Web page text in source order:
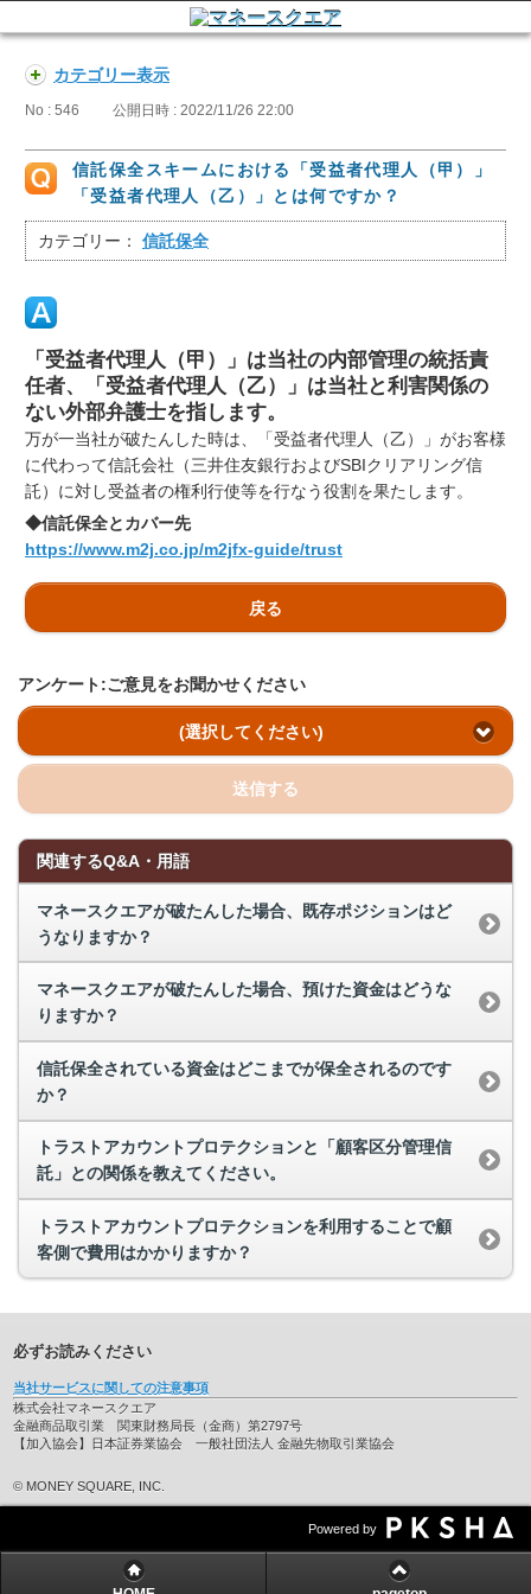
カテゴリー表示
No : 546 公開日時 : 2022/11/26 22:00
信託保全スキームにおける「受益者代理人（甲）」
「受益者代理人（乙）」とは何ですか？
カテゴリー： 信託保全
「受益者代理人（甲）」は当社の内部管理の統括責
任者、「受益者代理人（乙）」は当社と利害関係の
ない外部弁護士を指します。
万が一当社が破たんした時は、「受益者代理人（乙）」がお客様
に代わって信託会社（三井住友銀行およびSBIクリアリング信
託）に対し受益者の権利行使等を行なう役割を果たします。
◆信託保全とカバー先
https://www.m2j.co.jp/m2jfx-guide/trust
戻る
アンケート:ご意見をお聞かせください
(選択してください)
送信する
関連するQ&A・用語
マネースクエアが破たんした場合、既存ポジションはど
うなりますか？
マネースクエアが破たんした場合、預けた資金はどうな
りますか？
信託保全されている資金はどこまでが保全されるのです
か？
トラストアカウントプロテクションと「顧客区分管理信
託」との関係を教えてください。
トラストアカウントプロテクションを利用することで顧
客側で費用はかかりますか？
必ずお読みください
当社サービスに関しての注意事項
株式会社マネースクエア
金融商品取引業 関東財務局長（金商）第2797号
【加入協会】日本証券業協会 一般社団法人 金融先物取引業協会
© MONEY SQUARE, INC.
Powered by